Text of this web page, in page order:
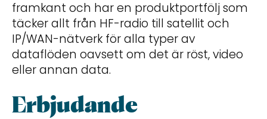
framkant och har en produktportfölj som
täcker allt från HF-radio till satellit och
IP/WAN-nätverk för alla typer av
dataflöden oavsett om det är röst, video
eller annan data.
Erbjudande